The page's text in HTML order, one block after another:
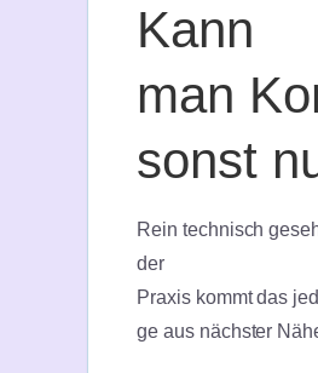
Kann
man
sonst
Rein technisch
der
Praxis kommt das
ge aus nächster